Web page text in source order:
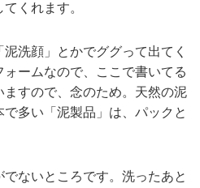
くれます。
洗顔」とかでググって出てく
ームなので、ここで書いてる
すので、念のため。天然の泥
多い「泥製品」は、パックと
ないところです。洗ったあと